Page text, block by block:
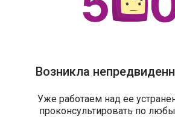
Возникла
Уже работаем над ее
проконсультировать по